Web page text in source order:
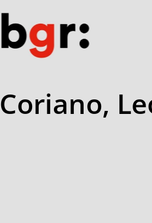
Coriano,